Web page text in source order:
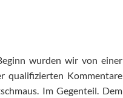
wurden wir von einer
qualifizierten Kommentare
Im Gegenteil. Dem